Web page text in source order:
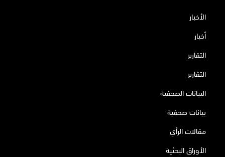
الأخبار
أخبار
التقارير
التقارير
البيانات الصحفية
بيانات صحفية
مقالات الرأي
الأوراق البحثية